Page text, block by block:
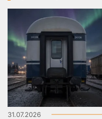
31.07.2026